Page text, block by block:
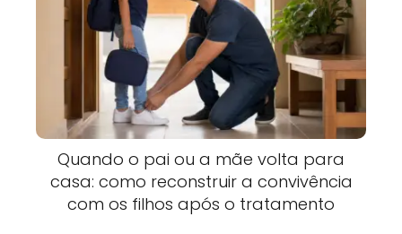
Quando o pai ou a mãe volta para
casa: como reconstruir a convivência
com os filhos após o tratamento